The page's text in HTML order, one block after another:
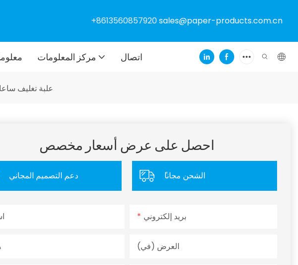
+8613560857920sales@paper-products.com.cn
مركز المعلومات اتصال
علبة تغليف
احصل على عرض أسعار مخصص
دعم التصميم المجاني ًالشحن مجانا
بريد إلكتروني
العرض (في)